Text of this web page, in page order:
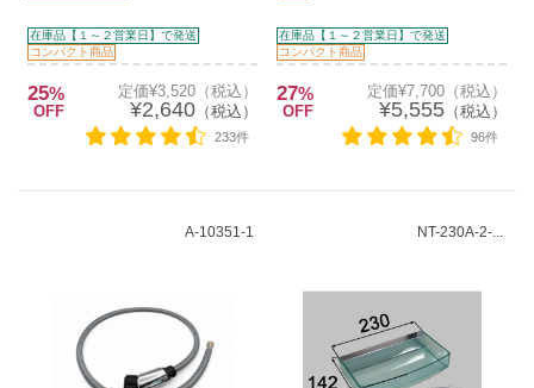
在庫品【１～２営業日】で発送
コンパクト商品
25%
OFF
定価¥3,520（税込）
¥2,640（税込）
233件
在庫品【１～２営業日】で発送
コンパクト商品
27%
OFF
定価¥7,700（税込）
¥5,555（税込）
96件
A-10351-1 NT-230A-2-...